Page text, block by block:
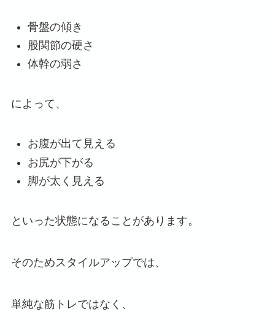
骨盤の傾き
股関節の硬さ
体幹の弱さ
によって、
お腹が出て見える
お尻が下がる
脚が太く見える
といった状態になることがあります。
そのためスタイルアップでは、
単純な筋トレではなく、